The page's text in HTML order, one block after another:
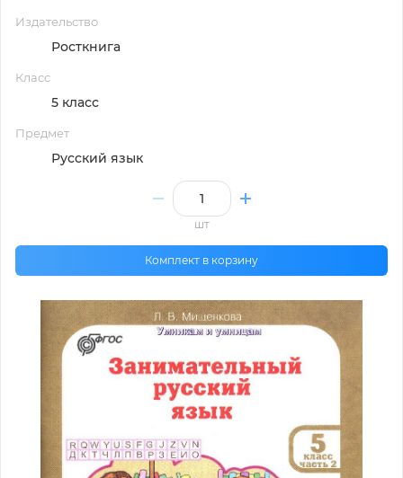
Издательство
Росткнига
Класс
5 класс
Предмет
Русский язык
шт
Комплект в корзину